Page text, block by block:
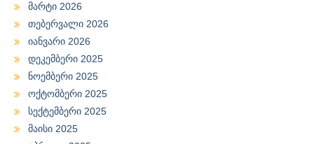
მარტი 2026
თებერვალი 2026
იანვარი 2026
დეკემბერი 2025
ნოემბერი 2025
ოქტომბერი 2025
სექტემბერი 2025
მაისი 2025